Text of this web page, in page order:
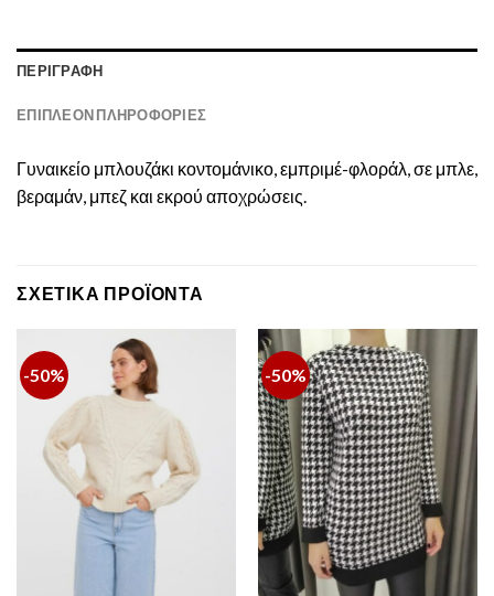
ΠΕΡΙΓΡΑΦΉ
ΕΠΙΠΛΈΟΝ ΠΛΗΡΟΦΟΡΊΕΣ
Γυναικείο μπλουζάκι κοντομάνικο, εμπριμέ-φλοράλ, σε μπλε,
βεραμάν, μπεζ και εκρού αποχρώσεις.
ΣΧΕΤΙΚΆ ΠΡΟΪΌΝΤΑ
-50% -50%